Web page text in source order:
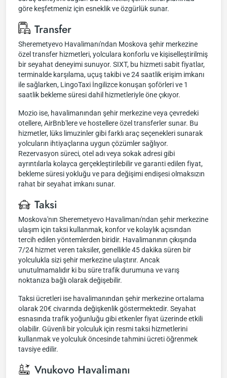
göre keşfetmeniz için esneklik ve özgürlük sunar.
Transfer
Sheremetyevo Havalimanı'ndan Moskova şehir merkezine
özel transfer hizmetleri, yolculara konforlu ve kişiselleştirilmiş
bir seyahat deneyimi sunuyor. SIXT, bu hizmeti sabit fiyatlar,
terminalde karşılama, uçuş takibi ve 24 saatlik erişim imkanı
ile sağlarken, LingoTaxi İngilizce konuşan şoförleri ve 1
saatlik bekleme süresi dahil hizmetleriyle öne çıkıyor.
Mozio ise, havalimanından şehir merkezine veya çevredeki
otellere, AirBnb'lere ve hostellere özel transferler sunar. Bu
hizmetler, lüks limuzinler gibi farklı araç seçenekleri sunarak
yolcuların ihtiyaçlarına uygun çözümler sağlıyor.
Rezervasyon süreci, otel adı veya sokak adresi gibi
ayrıntılarla kolayca gerçekleştirilebilir ve garanti edilen fiyat,
bekleme süresi yokluğu ve para değişimi endişesi olmaksızın
rahat bir seyahat imkanı sunar.
Taksi
Moskova'nın Sheremetyevo Havalimanı'ndan şehir merkezine
ulaşım için taksi kullanmak, konfor ve kolaylık açısından
tercih edilen yöntemlerden biridir. Havalimanının çıkışında
7/24 hizmet veren taksiler, genellikle 45 dakika süren bir
yolculukla sizi şehir merkezine ulaştırır. Ancak
unutulmamalıdır ki bu süre trafik durumuna ve varış
noktanıza bağlı olarak değişebilir.
Taksi ücretleri ise havalimanından şehir merkezine ortalama
olarak 20€ civarında değişkenlik göstermektedir. Seyahat
esnasında trafik yoğunluğu gibi etkenler fiyat üzerinde etkili
olabilir. Güvenli bir yolculuk için resmi taksi hizmetlerini
kullanmak ve yolculuk öncesinde tahmini ücreti öğrenmek
tavsiye edilir.
Vnukovo Havalimanı